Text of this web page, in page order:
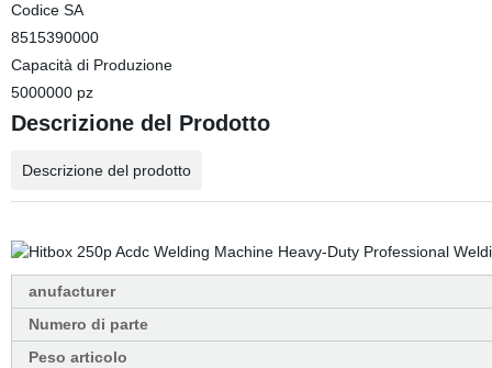
Codice SA
8515390000
Capacità di Produzione
5000000 pz
Descrizione del Prodotto
Descrizione del prodotto
anufacturer
Numero di parte
Peso articolo